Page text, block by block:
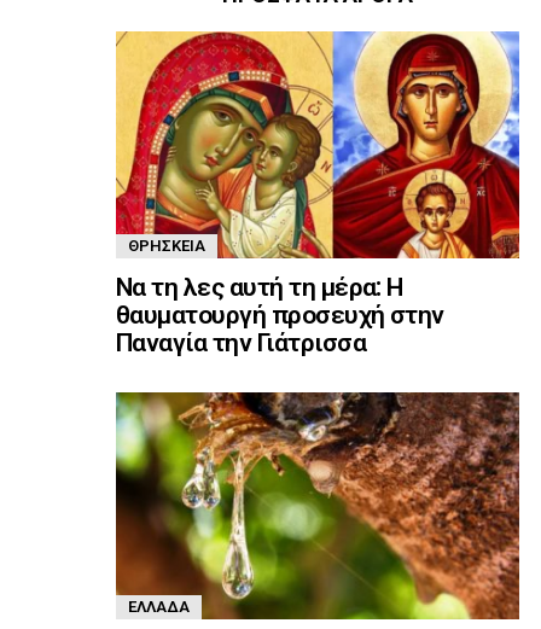
ΘΡΗΣΚΕΊΑ
Να τη λες αυτή τη μέρα: Η
θαυματουργή προσευχή στην
Παναγία την Γιάτρισσα
ΕΛΛΆΔΑ